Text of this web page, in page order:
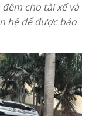
cho tài xế và
hệ để được báo